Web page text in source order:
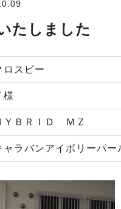
たしました
ロスビー
様
ＹＢＲＩＤ ＭＺ
ャラバンアイボリーパ